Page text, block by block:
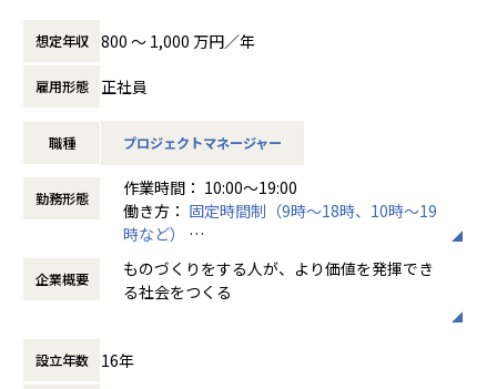
ングを一貫してカバーする組織となっております。「法人営
業のあり方を変えたい」との思いからこの事業が立ち上がり
ました。
その中でも企画・構築、コンサルティングといった上流プロ
が立ち上がりました。現在、弊社が得意とするIT領域の企業
様、など業界問わず広くご支援を開始しました。
ご自身の経験をもとにクライアント企業様の営業・マーケ領
域における潜在的/顕在的に抱える課題点を紐解き、適切な課
題解決を実施していきたい方、また企画～運用まで一気通貫
でサービス提供をすることが弊社の強みとなるため、運用・
■ヒト領域
人材を活かし、組織を活性化して企業のパフ
ォーマンス最大化に貢献することを目的とし
派遣採用支援システムなどを手掛けていま
また、自社では社員の88％が働くをたのしん
でいる状態を目指して、制度やオフィスを整
備して社員の働きやすい環境をつくっていま
す。
成長を牽引してくれる方を募集します。また、プロジェクト
マネージャー業務と合わせて、組織づくりの推進やメンバー
のマネジメントもお任せしたいと考えております。
※変更範囲：全ての業務への配置転換あり
・プロジェクト全体の計画・管理
・課題に対する施策検討
・分析設計・効果計測
想定年収 800 〜 1,000 万円／年
雇用形態 正社員
職種 プロジェクトマネージャー
勤務形態
作業時間： 10:00～19:00
働き方： 固定時間制（9時～18時、10時～19
時など）
時間外労働の有無： 有（月平均16時間）
休憩時間： 60分
企業概要
ものづくりをする人が、より価値を発揮でき
る社会をつくる
ビットエーは「ものづくりをする人が、より
設立年数 16年